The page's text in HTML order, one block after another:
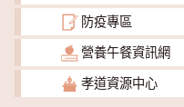
防疫專區
營養午餐資訊網
孝道資源中心